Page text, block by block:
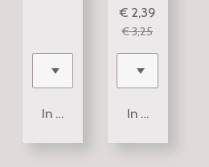
In winkelwagen
€ 2,39
€ 3,25
In winkelwagen